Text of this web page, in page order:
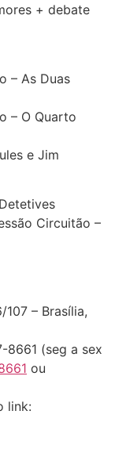
+ debate
– As Duas
– O Quarto
e Jim
Circuitão –
107 – Brasília,
8661 (seg a sex
ou
link: